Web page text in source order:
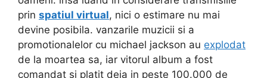
prin spatiul virtual, nici o estimare nu mai
devine posibila. vanzarile muzicii si a
promotionalelor cu michael jackson au explodat
de la moartea sa, iar vitorul album a fost
comandat si platit deja in peste 100.000 de